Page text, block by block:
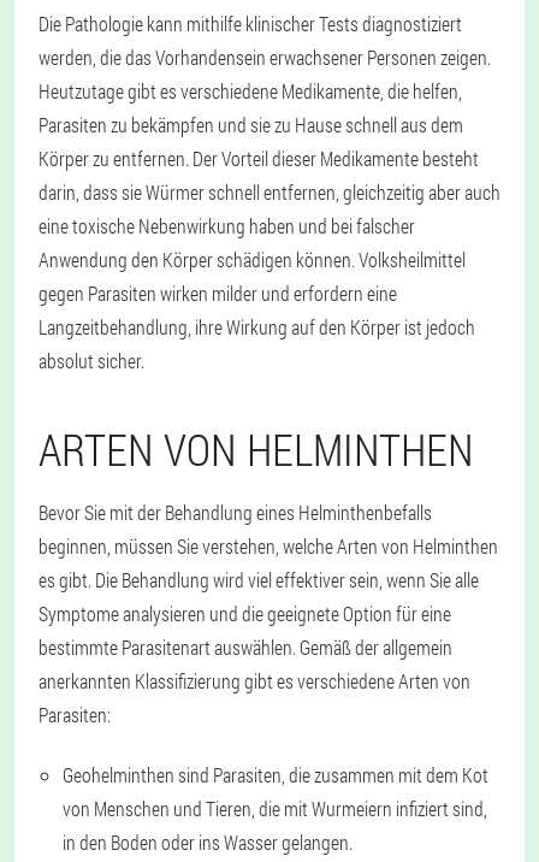
Die Pathologie kann mithilfe klinischer Tests diagnostiziert
werden, die das Vorhandensein erwachsener Personen zeigen.
Heutzutage gibt es verschiedene Medikamente, die helfen,
Parasiten zu bekämpfen und sie zu Hause schnell aus dem
Körper zu entfernen. Der Vorteil dieser Medikamente besteht
darin, dass sie Würmer schnell entfernen, gleichzeitig aber auch
eine toxische Nebenwirkung haben und bei falscher
Anwendung den Körper schädigen können. Volksheilmittel
gegen Parasiten wirken milder und erfordern eine
Langzeitbehandlung, ihre Wirkung auf den Körper ist jedoch
absolut sicher.
ARTEN VON HELMINTHEN
Bevor Sie mit der Behandlung eines Helminthenbefalls
beginnen, müssen Sie verstehen, welche Arten von Helminthen
es gibt. Die Behandlung wird viel effektiver sein, wenn Sie alle
Symptome analysieren und die geeignete Option für eine
bestimmte Parasitenart auswählen. Gemäß der allgemein
anerkannten Klassifizierung gibt es verschiedene Arten von
Parasiten:
Geohelminthen sind Parasiten, die zusammen mit dem Kot
von Menschen und Tieren, die mit Wurmeiern infiziert sind,
in den Boden oder ins Wasser gelangen.